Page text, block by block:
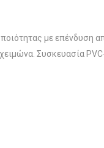
με
Συσκευασία